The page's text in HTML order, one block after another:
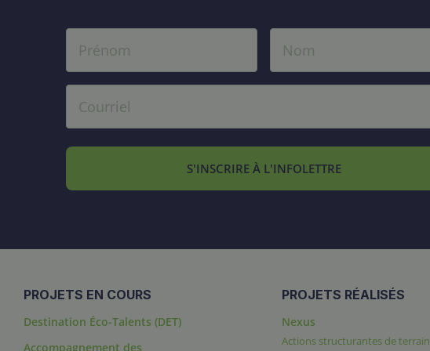
S'INSCRIRE À L'INFOLETTRE
PROJETS EN COURS
Destination Éco-Talents (DET)
Accompagnement des
PROJETS RÉALISÉS
Nexus
Actions structurantes de terrain